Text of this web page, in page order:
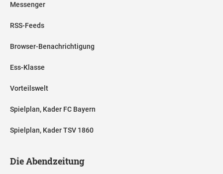
Messenger
RSS-Feeds
Browser-Benachrichtigung
Ess-Klasse
Vorteilswelt
Spielplan, Kader FC Bayern
Spielplan, Kader TSV 1860
Die Abendzeitung